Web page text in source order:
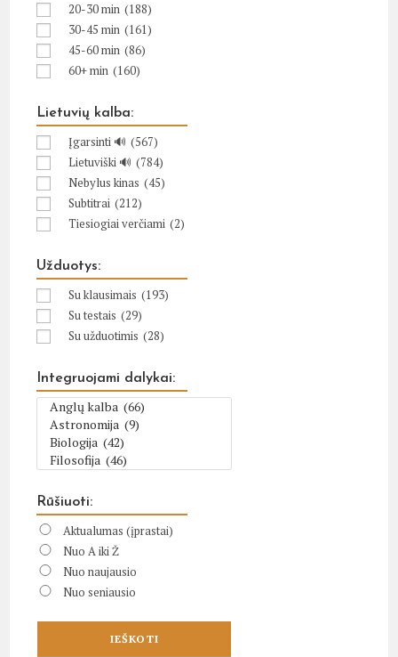
20-30 min (188)
30-45 min (161)
45-60 min (86)
60+ min (160)
Lietuvių kalba:
Įgarsinti 🔊 (567)
Lietuviški 🔊 (784)
Nebylus kinas (45)
Subtitrai (212)
Tiesiogiai verčiami (2)
Užduotys:
Su klausimais (193)
Su testais (29)
Su užduotimis (28)
Integruojami dalykai:
Rūšiuoti:
Aktualumas (įprastai)
Nuo A iki Ž
Nuo naujausio
Nuo seniausio